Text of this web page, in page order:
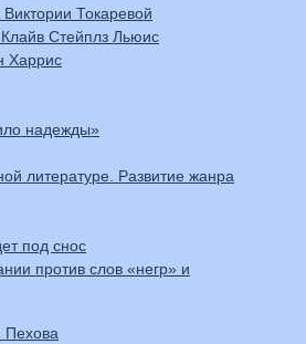
Токаревой
Стейплз Льюис
Харрис
надежды»
литературе. Развитие жанра
под снос
против слов «негр» и
Пехова